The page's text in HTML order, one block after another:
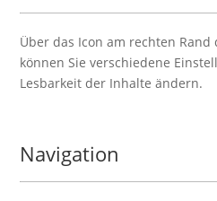
Über das Icon am rechten Rand
können Sie verschiedene
Lesbarkeit der Inhalte ändern.
Navigation